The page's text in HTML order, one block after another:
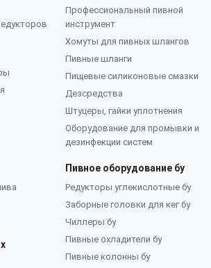
Профессиональный пивной
инструмент
Хомуты для пивных шлангов
Пивные шланги
Пищевые силиконовые смазки
Дезсредства
Штуцеры, гайки уплотнения
Оборудование для промывки и
дезинфекции систем
Пивное оборудование бу
Редукторы углекислотные бу
Заборные головки для кег бу
Чиллеры бу
Пивные охладители бу
Пивные колонны бу